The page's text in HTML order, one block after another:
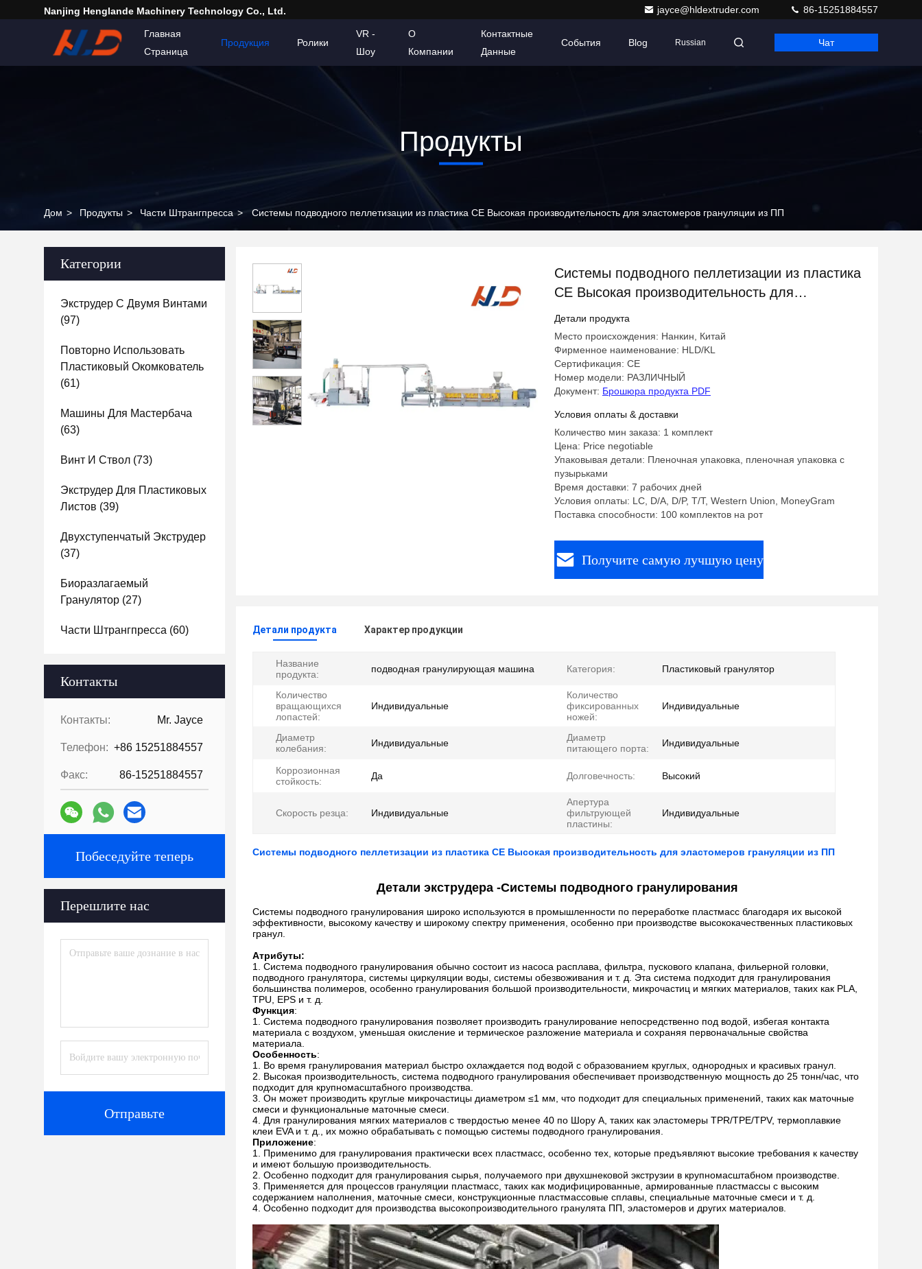
Nanjing Henglande Machinery Technology Co., Ltd. jayce@hldextruder.com 86-15251884557
Главная
Страница
Продукция Ролики
VR -
Шоу
О
Компании
Контактные
Данные
События Blog Russian Чат
Продукты
Дом > Продукты > Части Штрангпресса > Системы подводного пеллетизации из пластика CE Высокая производительность для эластомеров грануляции из ПП
Категории
Экструдер С Двумя Винтами
(97)
Повторно Использовать
Пластиковый Окомкователь
(61)
Машины Для Мастербача
(63)
Винт И Ствол (73)
Экструдер Для Пластиковых
Листов (39)
Двухступенчатый Экструдер
(37)
Биоразлагаемый
Гранулятор (27)
Части Штрангпресса (60)
Контакты
Контакты: Mr. Jayce
Телефон: +86 15251884557
Факс: 86-15251884557
Побеседуйте теперь
Перешлите нас
Отправьте
Системы подводного пеллетизации из пластика
CE Высокая производительность для
эластомеров грануляции из ПП
Детали продукта
Место происхождения: Нанкин, Китай
Фирменное наименование: HLD/KL
Сертификация: CE
Номер модели: РАЗЛИЧНЫЙ
Документ: Брошюра продукта PDF
Условия оплаты & доставки
Количество мин заказа: 1 комплект
Цена: Price negotiable
Упаковывая детали: Пленочная упаковка, пленочная упаковка с
пузырьками
Время доставки: 7 рабочих дней
Условия оплаты: LC, D/A, D/P, T/T, Western Union, MoneyGram
Поставка способности: 100 комплектов на рот
Получите самую лучшую цену
Детали продукта Характер продукции
Название
продукта:
подводная гранулирующая машина Категория: Пластиковый гранулятор
Количество
вращающихся
лопастей:
Индивидуальные
Количество
фиксированных
ножей:
Индивидуальные
Диаметр
колебания:
Индивидуальные
Диаметр
питающего порта:
Индивидуальные
Коррозионная
стойкость:
Да Долговечность: Высокий
Скорость резца: Индивидуальные
Апертура
фильтрующей
пластины:
Индивидуальные
Системы подводного пеллетизации из пластика CE Высокая производительность для эластомеров грануляции из ПП
Детали экструдера -Системы подводного гранулирования
Системы подводного гранулирования широко используются в промышленности по переработке пластмасс благодаря их высокой
эффективности, высокому качеству и широкому спектру применения, особенно при производстве высококачественных пластиковых
гранул.
Атрибуты:
Система подводного гранулирования обычно состоит из насоса расплава, фильтра, пускового клапана, фильерной головки,
подводного гранулятора, системы циркуляции воды, системы обезвоживания и т. д. Эта система подходит для гранулирования
большинства полимеров, особенно гранулирования большой производительности, микрочастиц и мягких материалов, таких как PLA,
TPU, EPS и т. д.
Функция:
Система подводного гранулирования позволяет производить гранулирование непосредственно под водой, избегая контакта
материала с воздухом, уменьшая окисление и термическое разложение материала и сохраняя первоначальные свойства
материала.
Особенность:
Во время гранулирования материал быстро охлаждается под водой с образованием круглых, однородных и красивых гранул.
Высокая производительность, система подводного гранулирования обеспечивает производственную мощность до 25 тонн/час, что
подходит для крупномасштабного производства.
Он может производить круглые микрочастицы диаметром ≤1 мм, что подходит для специальных применений, таких как маточные
смеси и функциональные маточные смеси.
Для гранулирования мягких материалов с твердостью менее 40 по Шору А, таких как эластомеры TPR/TPE/TPV, термоплавкие
клеи EVA и т. д., их можно обрабатывать с помощью системы подводного гранулирования.
Приложение:
Применимо для гранулирования практически всех пластмасс, особенно тех, которые предъявляют высокие требования к качеству
и имеют большую производительность.
Особенно подходит для гранулирования сырья, получаемого при двухшнековой экструзии в крупномасштабном производстве.
Применяется для процессов грануляции пластмасс, таких как модифицированные, армированные пластмассы с высоким
содержанием наполнения, маточные смеси, конструкционные пластмассовые сплавы, специальные маточные смеси и т. д.
Особенно подходит для производства высокопроизводительного гранулята ПП, эластомеров и других материалов.